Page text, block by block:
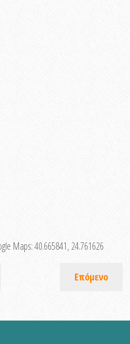
Maps:40.665841, 24.761626
Επόμενο